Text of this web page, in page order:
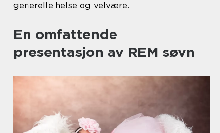
generelle helse og velvære.
En omfattende
presentasjon av REM søvn